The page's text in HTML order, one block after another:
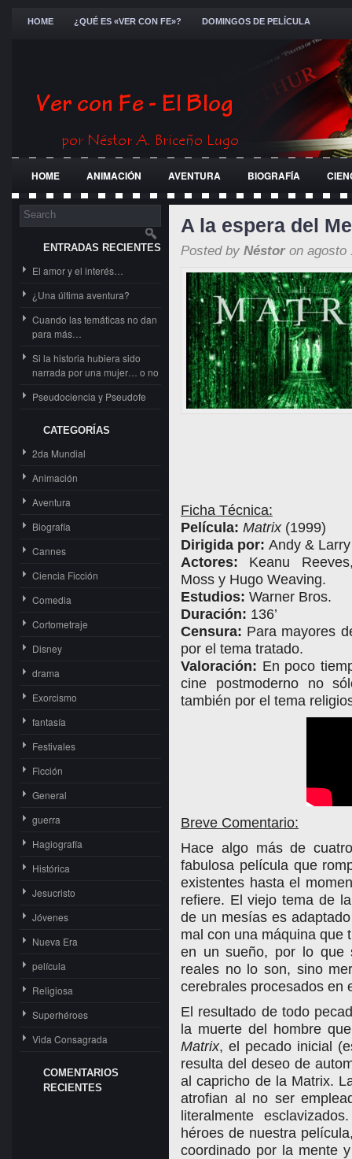
HOME ¿QUÉ ES «VER CON FE»? DOMINGOS DE PELÍCULA
HOME ANIMACIÓN AVENTURA BIOGRAFÍA
FESTIVALES
ENTRADAS RECIENTES
El amor y el interés…
¿Una última aventura?
Cuando las temáticas no dan
para más…
Si la historia hubiera sido
narrada por una mujer… o no
Pseudociencia y Pseudofe
CATEGORÍAS
2da Mundial
Animación
Aventura
Biografía
Cannes
Ciencia Ficción
Comedia
Cortometraje
Disney
drama
Exorcismo
fantasía
Festivales
Ficción
General
guerra
Hagiografía
Histórica
Jesucristo
Jóvenes
Nueva Era
película
Religiosa
Superhéroes
Vida Consagrada
COMENTARIOS
RECIENTES
A la espera del
Posted by Néstoron agosto
Ficha Técnica:
Película: Matrix(1999)
Dirigida por: Andy &
Actores: Keanu
Moss y Hugo Weaving.
Estudios: Warner Bros.
Duración: 136’
Censura: Para mayores
por el tema tratado.
Valoración: En poco
cine postmoderno no
también por el tema
Breve Comentario:
Hace algo más de
fabulosa película que
existentes hasta el
refiere. El viejo tema de
de un mesías es
mal con una máquina que
en un sueño, por lo que
reales no lo son, sino
cerebrales procesados en
El resultado de todo
la muerte del hombre
Matrix, el pecado inicial
resulta del deseo de
al capricho de la Matrix.
atrofian al no ser
literalmente
héroes de nuestra
coordinado por la mente